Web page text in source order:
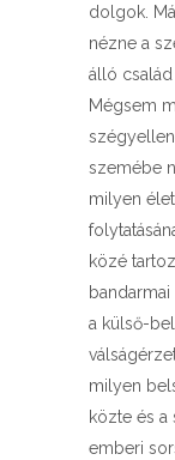
dolgok.
nézne a
álló család
Mégsem
szemébe
milyen
közé
a külső-
milyen
közte és a
emberi